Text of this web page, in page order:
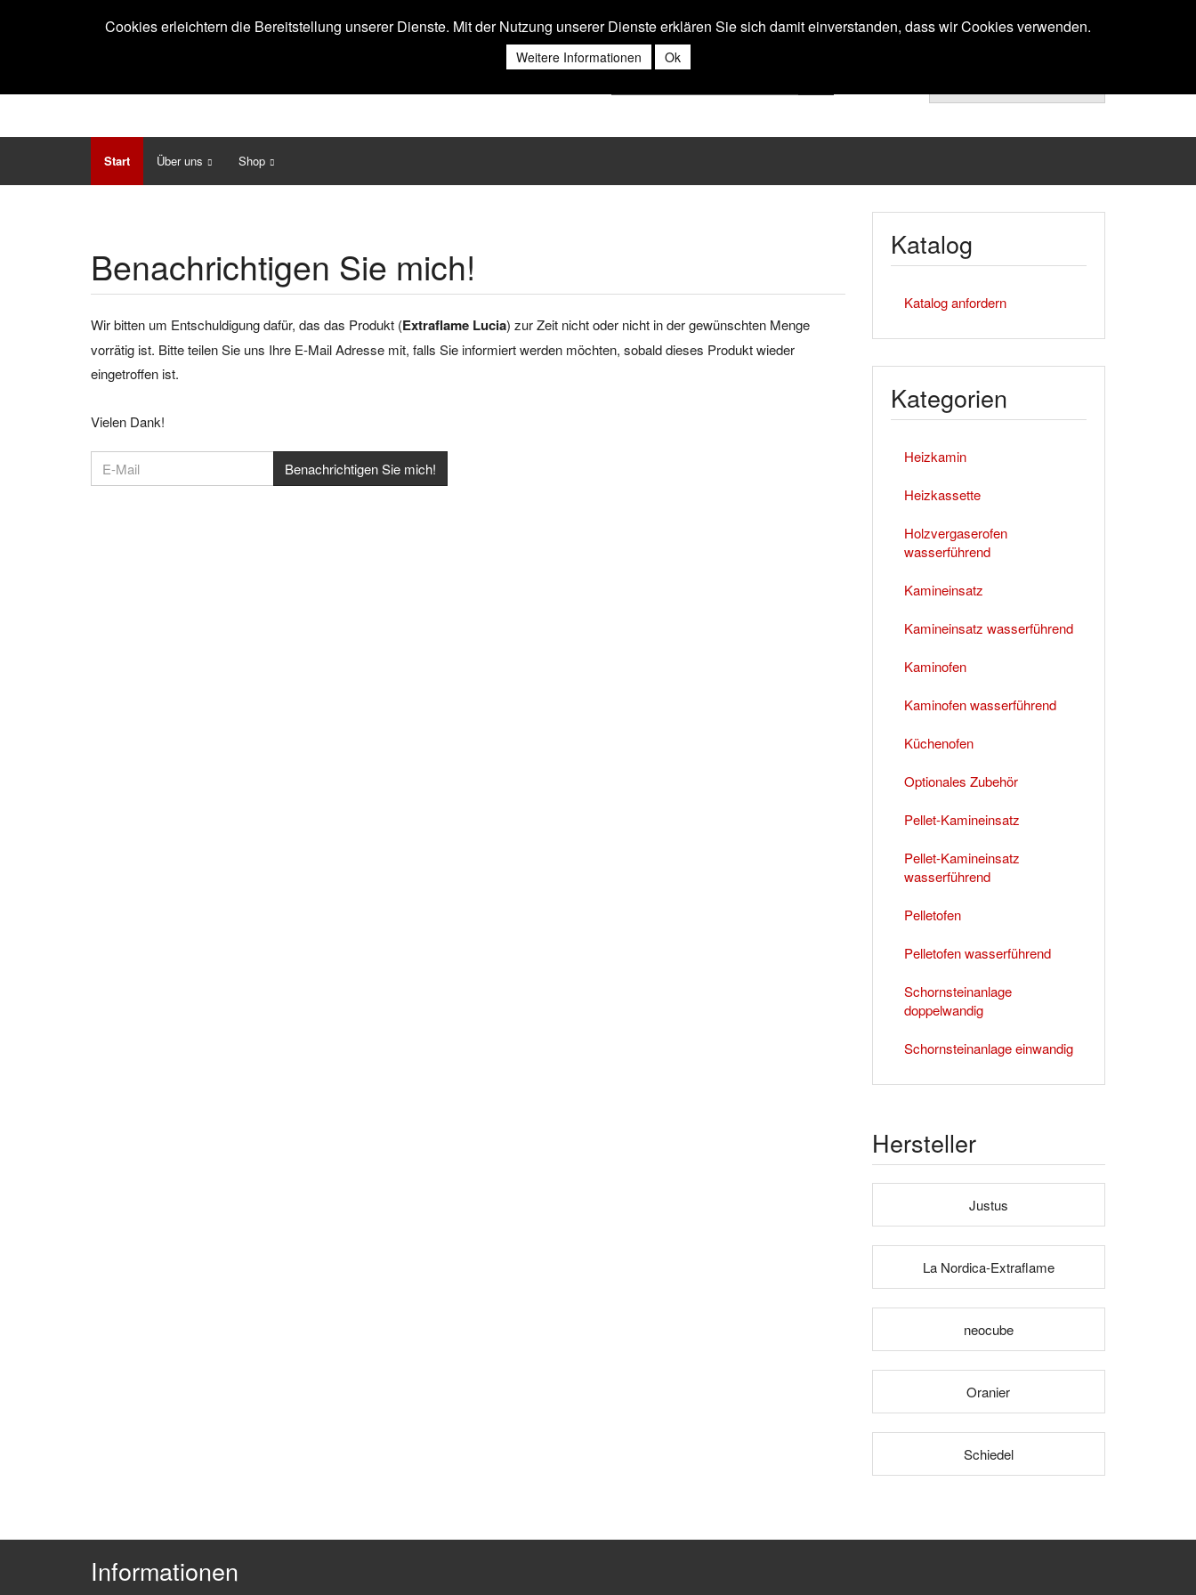
Start Über uns Shop
Benachrichtigen Sie mich!
Wir bitten um Entschuldigung dafür, das das Produkt (Extraflame Lucia) zur Zeit nicht oder nicht in der gewünschten Menge
vorrätig ist. Bitte teilen Sie uns Ihre E-Mail Adresse mit, falls Sie informiert werden möchten, sobald dieses Produkt wieder
eingetroffen ist.
Vielen Dank!
Katalog
Katalog anfordern
Kategorien
Heizkamin
Heizkassette
Holzvergaserofen
wasserführend
Kamineinsatz
Kamineinsatz wasserführend
Kaminofen
Kaminofen wasserführend
Küchenofen
Optionales Zubehör
Pellet-Kamineinsatz
Pellet-Kamineinsatz
wasserführend
Pelletofen
Pelletofen wasserführend
Schornsteinanlage
doppelwandig
Schornsteinanlage einwandig
Hersteller
Justus
La Nordica-Extraflame
neocube
Oranier
Schiedel
Informationen
Cookies erleichtern die Bereitstellung unserer Dienste. Mit der Nutzung unserer Dienste erklären Sie sich damit einverstanden, dass wir Cookies verwenden.
Weitere Informationen Ok